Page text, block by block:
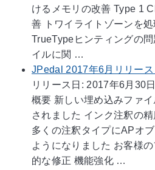
けるメモリの改善 Type 1
善 トワイライトゾーンを
TrueTypeヒンティングの
イルに関 …
JPedal 2017年6月リリー
リリース日: 2017年6月30
概要 新しい埋め込みファ
されました インク注釈の
多くの注釈タイプにAPオ
ようになりました お客様
的な修正 機能強化 …